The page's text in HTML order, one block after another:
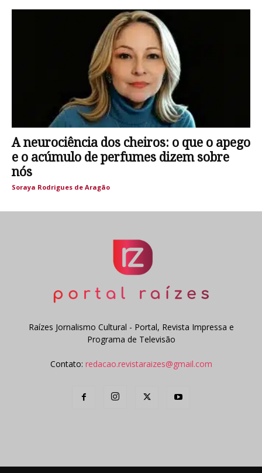
A neurociência dos cheiros: o que o apego
e o acúmulo de perfumes dizem sobre
nós
Soraya Rodrigues de Aragão
Raízes Jornalismo Cultural - Portal, Revista Impressa e
Programa de Televisão
Contato: redacao.revistaraizes@gmail.com